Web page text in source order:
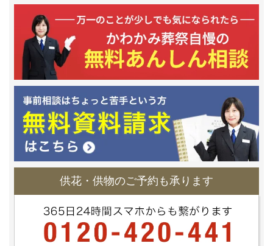
供花・供物のご予約も承ります